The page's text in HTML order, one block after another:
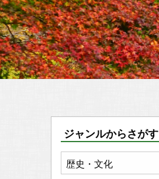
ジャンルからさがす